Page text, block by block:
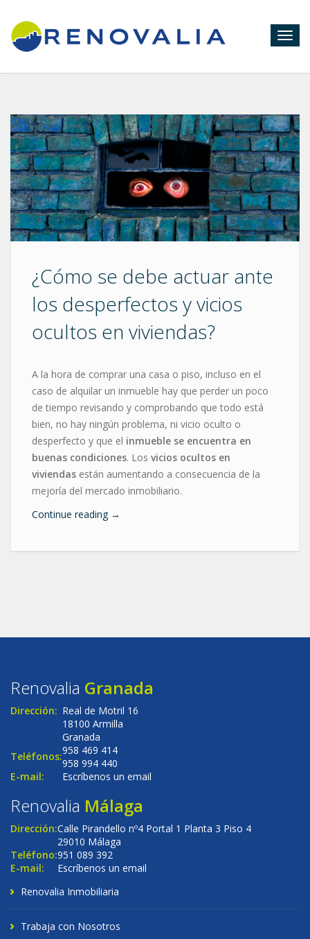
¿Cómo se debe actuar ante
los desperfectos y vicios
ocultos en viviendas?
A la hora de comprar una casa o piso, incluso en el
caso de alquilar un inmueble hay que perder un poco
de tiempo revisando y comprobando que todo está
bien, no hay ningún problema, ni vicio oculto o
desperfecto y que el inmueble se encuentra en
buenas condiciones. Los vicios ocultos en
viviendas están aumentando a consecuencia de la
mejoría del mercado inmobiliario.
Continue reading →
Renovalia Granada
Dirección: Real de Motril 16
18100 Armilla
Granada
Teléfonos:958 469 414
958 994 440
E-mail:
Escríbenos un email
Renovalia Málaga
Dirección:Calle Pirandello nº4 Portal 1 Planta 3 Piso 4
29010 Málaga
Teléfono:951 089 392
E-mail:
Escríbenos un email
Renovalia Inmobiliaria
Trabaja con Nosotros